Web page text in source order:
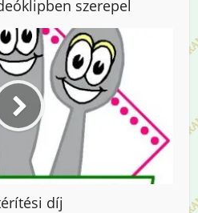
szerepel
díj